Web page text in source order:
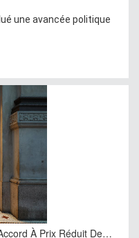
une avancée politique
À Prix Réduit De…